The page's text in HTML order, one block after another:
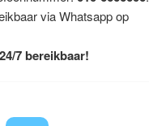
via Whatsapp op
7 bereikbaar!